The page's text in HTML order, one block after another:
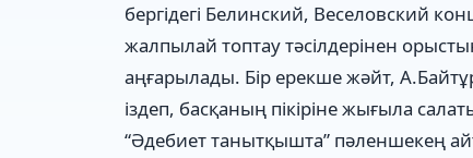
бергідегі Белинский, Веселовский
жалпылай топтау тәсілдерінен
аңғарылады. Бір ерекше жәйт,
іздеп, басқаның пікіріне жығыла
“Әдебиет танытқышта” пәленшекең